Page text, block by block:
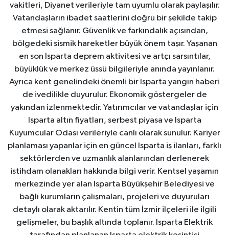
vakitleri, Diyanet verileriyle tam uyumlu olarak paylaşılır.
Vatandaşların ibadet saatlerini doğru bir şekilde takip
etmesi sağlanır. Güvenlik ve farkındalık açısından,
bölgedeki sismik hareketler büyük önem taşır. Yaşanan
en son Isparta deprem aktivitesi ve artçı sarsıntılar,
büyüklük ve merkez üssü bilgileriyle anında yayınlanır.
Ayrıca kent genelindeki önemli bir Isparta yangın haberi
de ivedilikle duyurulur. Ekonomik göstergeler de
yakından izlenmektedir. Yatırımcılar ve vatandaşlar için
Isparta altın fiyatları, serbest piyasa ve Isparta
Kuyumcular Odası verileriyle canlı olarak sunulur. Kariyer
planlaması yapanlar için en güncel Isparta iş ilanları, farklı
sektörlerden ve uzmanlık alanlarından derlenerek
istihdam olanakları hakkında bilgi verir. Kentsel yaşamın
merkezinde yer alan Isparta Büyükşehir Belediyesi ve
bağlı kurumların çalışmaları, projeleri ve duyuruları
detaylı olarak aktarılır. Kentin tüm İzmir ilçeleri ile ilgili
gelişmeler, bu başlık altında toplanır. Isparta Elektrik